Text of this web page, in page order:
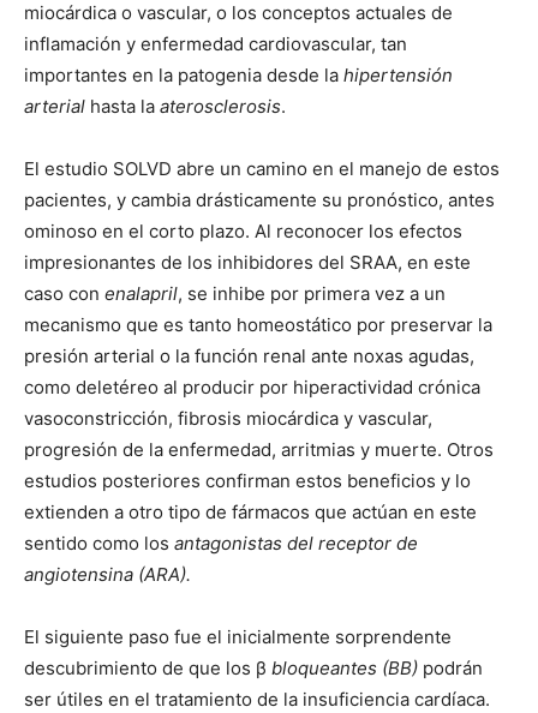
miocárdica o vascular, o los conceptos actuales de
inflamación y enfermedad cardiovascular, tan
importantes en la patogenia desde la hipertensión
arterial hasta la aterosclerosis.
El estudio SOLVD abre un camino en el manejo de estos
pacientes, y cambia drásticamente su pronóstico, antes
ominoso en el corto plazo. Al reconocer los efectos
impresionantes de los inhibidores del SRAA, en este
caso con enalapril, se inhibe por primera vez a un
mecanismo que es tanto homeostático por preservar la
presión arterial o la función renal ante noxas agudas,
como deletéreo al producir por hiperactividad crónica
vasoconstricción, fibrosis miocárdica y vascular,
progresión de la enfermedad, arritmias y muerte. Otros
estudios posteriores confirman estos beneficios y lo
extienden a otro tipo de fármacos que actúan en este
sentido como los antagonistas del receptor de
angiotensina (ARA).
El siguiente paso fue el inicialmente sorprendente
descubrimiento de que los β bloqueantes (BB) podrán
ser útiles en el tratamiento de la insuficiencia cardíaca.